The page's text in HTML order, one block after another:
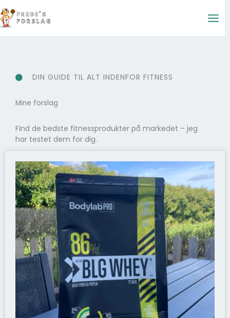
til
indholdet
DIN GUIDE TIL ALT INDENFOR FITNESS
Mine forslag
Find de bedste fitnessprodukter på markedet – jeg
har testet dem for dig.